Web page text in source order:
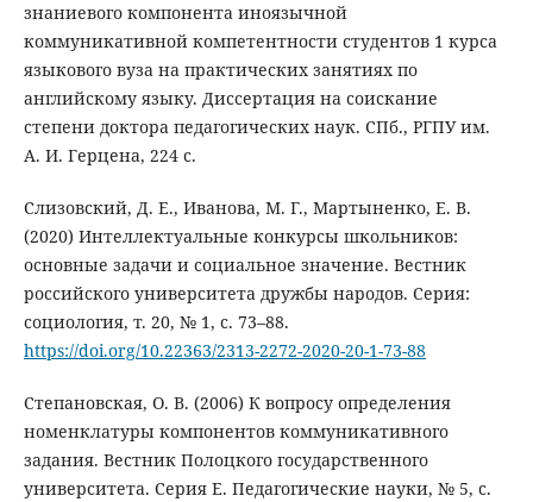
знаниевого компонента иноязычной
коммуникативной компетентности студентов 1 курса
языкового вуза на практических занятиях по
английскому языку. Диссертация на соискание
степени доктора педагогических наук. СПб., РГПУ им.
А. И. Герцена, 224 с.
Слизовский, Д. Е., Иванова, М. Г., Мартыненко, Е. В.
(2020) Интеллектуальные конкурсы школьников:
основные задачи и социальное значение. Вестник
российского университета дружбы народов. Серия:
социология, т. 20, № 1, с. 73–88.
https://doi.org/10.22363/2313-2272-2020-20-1-73-88
Степановская, О. В. (2006) К вопросу определения
номенклатуры компонентов коммуникативного
задания. Вестник Полоцкого государственного
университета. Серия E. Педагогические науки, № 5, с.